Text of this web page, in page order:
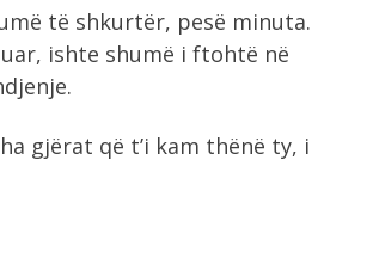
të shkurtër, pesë minuta.
ishte shumë i ftohtë në
gjërat që t’i kam thënë ty, i